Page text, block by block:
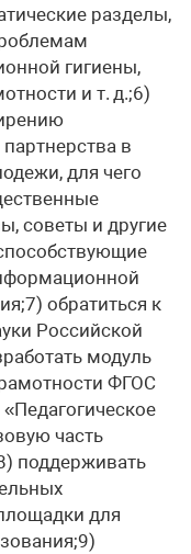
разделы,
гигиены,
и т. д.;6)
в
для чего
советы и другие
обратиться к
Российской
модуль
ФГОС
часть
поддерживать
для